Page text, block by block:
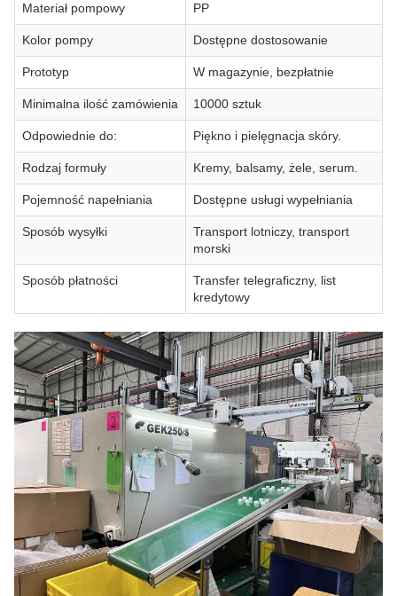
Materiał pompowy PP
Kolor pompy Dostępne dostosowanie
Prototyp W magazynie, bezpłatnie
Minimalna ilość zamówienia 10000 sztuk
Odpowiednie do: Piękno i pielęgnacja skóry.
Rodzaj formuły Kremy, balsamy, żele, serum.
Pojemność napełniania Dostępne usługi wypełniania
Sposób wysyłki
Transport lotniczy, transport
morski
Sposób płatności
Transfer telegraficzny, list
kredytowy